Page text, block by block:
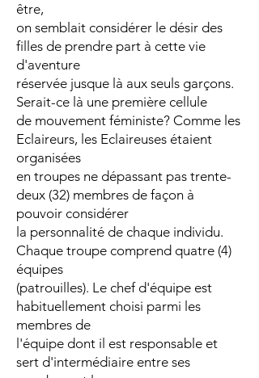
être,
on semblait considérer le désir des
filles de prendre part à cette vie
d'aventure
réservée jusque là aux seuls garçons.
Serait-ce là une première cellule
de mouvement féministe? Comme les
Eclaireurs, les Eclaireuses étaient
organisées
en troupes ne dépassant pas trente-
deux (32) membres de façon à
pouvoir considérer
la personnalité de chaque individu.
Chaque troupe comprend quatre (4)
équipes
(patrouilles). Le chef d'équipe est
habituellement choisi parmi les
membres de
l'équipe dont il est responsable et
sert d'intermédiaire entre ses